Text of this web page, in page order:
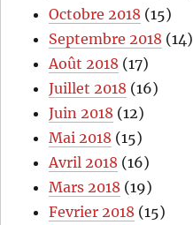
Octobre 2018 (15)
Septembre 2018 (14)
Août 2018 (17)
Juillet 2018 (16)
Juin 2018 (12)
Mai 2018 (15)
Avril 2018 (16)
Mars 2018 (19)
Fevrier 2018 (15)